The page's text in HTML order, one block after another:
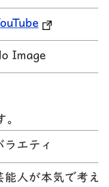
Image
ラエティ
能人が本気で考え